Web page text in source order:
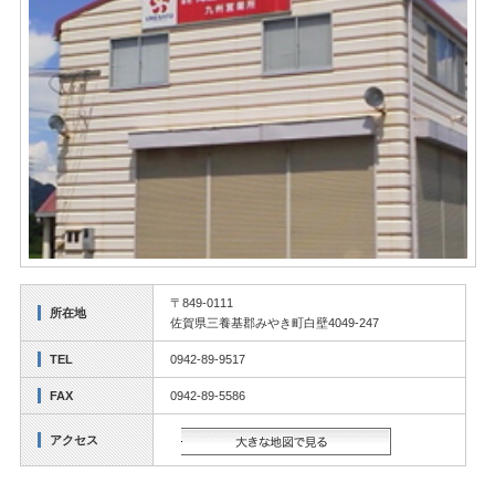
所在地
〒849-0111
佐賀県三養基郡みやき町白壁4049-247
TEL 0942-89-9517
FAX 0942-89-5586
アクセス